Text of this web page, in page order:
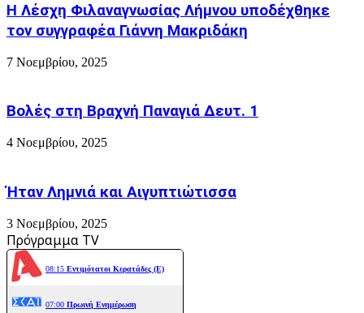
Η Λέσχη Φιλαναγνωσίας Λήμνου υποδέχθηκε
τον συγγραφέα Γιάννη Μακριδάκη
7 Νοεμβρίου, 2025
Βολές στη Βραχνή Παναγιά Δευτ. 1
4 Νοεμβρίου, 2025
Ήταν Λημνιά και Αιγυπτιώτισσα
3 Νοεμβρίου, 2025
Πρόγραμμα TV